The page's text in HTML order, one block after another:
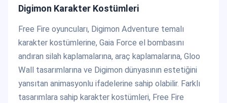
Digimon Karakter Kostümleri
Free Fire oyuncuları, Digimon Adventure temalı
karakter kostümlerine, Gaia Force el bombasını
andıran silah kaplamalarına, araç kaplamalarına, Gloo
Wall tasarımlarına ve Digimon dünyasının estetiğini
yansıtan animasyonlu ifadelerine sahip olabilir. Farklı
tasarımlara sahip karakter kostümleri, Free Fire